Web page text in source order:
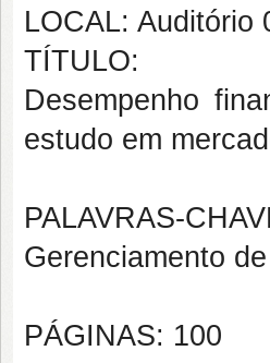
LOCAL: Auditório
TÍTULO:
Desempenho
estudo em
PALAVRAS-
Gerenciamento
PÁGINAS: 100